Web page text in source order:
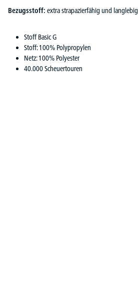
Bezugsstoff: extra strapazierfähig und langlebig
Stoff Basic G
Stoff: 100% Polypropylen
Netz: 100% Polyester
40.000 Scheuertouren